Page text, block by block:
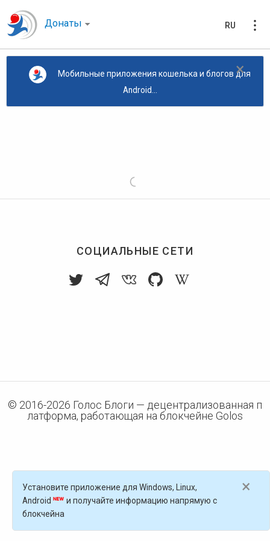
Донаты RU
×
Мобильные приложения кошелька и блогов для
Android...
СОЦИАЛЬНЫЕ СЕТИ
© 2016-2026 Голос Блоги — децентрализованная п
латформа, работающая на блокчейне Golos
×
Установите приложение для Windows, Linux,
Android
и получайте информацию напрямую с
блокчейна